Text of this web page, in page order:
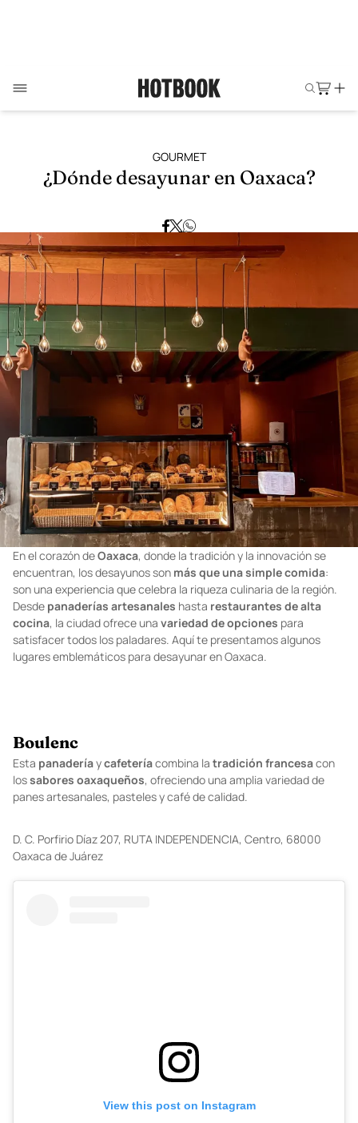
GOURMET
¿Dónde desayunar en Oaxaca?
En el corazón deOaxaca, donde la tradición y la innovación se
encuentran, los desayunos son más que una simple comida:
son una experiencia que celebra la riqueza culinaria de la región.
Desde panaderías artesanales hasta restaurantes dealta
cocina, la ciudad ofrece una variedad de opciones para
satisfacer todos los paladares. Aquí te presentamos algunos
lugares emblemáticos para desayunar en Oaxaca.
Boulenc
Esta panaderíaycafeteríacombina la tradición francesacon
lossabores oaxaqueños, ofreciendo una amplia variedad de
panes artesanales, pasteles y café de calidad.
D. C. Porfirio Díaz 207, RUTA INDEPENDENCIA, Centro, 68000
Oaxaca de Juárez
View this post on Instagram